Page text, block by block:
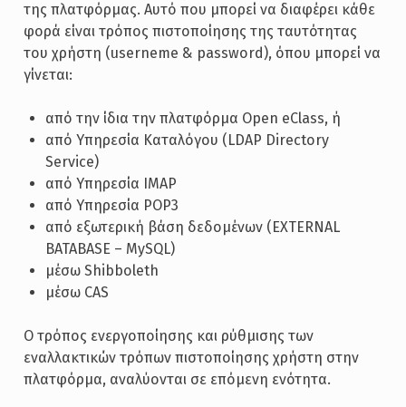
της πλατφόρμας. Αυτό που μπορεί να διαφέρει κάθε
φορά είναι τρόπος πιστοποίησης της ταυτότητας
του χρήστη (userneme & password), όπου μπορεί να
γίνεται:
από την ίδια την πλατφόρμα Open eClass, ή
από Υπηρεσία Καταλόγου (LDAP Directory
Service)
από Υπηρεσία IMAP
από Υπηρεσία POP3
από εξωτερική βάση δεδομένων (EXTERNAL
BATABASE – MySQL)
μέσω Shibboleth
μέσω CAS
Ο τρόπος ενεργοποίησης και ρύθμισης των
εναλλακτικών τρόπων πιστοποίησης χρήστη στην
πλατφόρμα, αναλύονται σε επόμενη ενότητα.